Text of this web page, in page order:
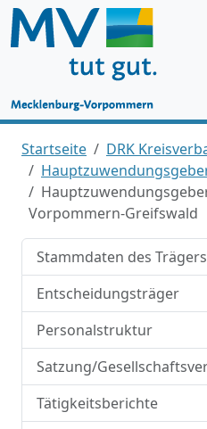
Startseite
DRK
Vorpommern-Greifswald
Stammdaten des Trägers
Entscheidungsträger
Personalstruktur
Satzung/
Tätigkeitsberichte